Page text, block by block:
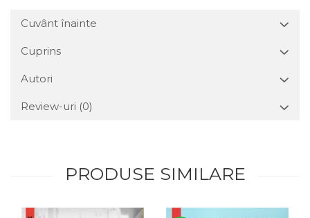
Cuvânt înainte
Cuprins
Autori
Review-uri (0)
PRODUSE SIMILARE